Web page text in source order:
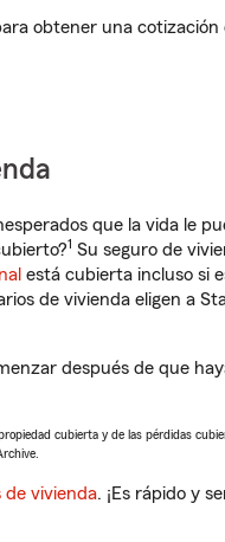
obtener una cotización
que la vida le
1 Su seguro de
está cubierta incluso si
de vivienda eligen a
después de que
cubierta y de las pérdidas
de vivienda. ¡Es rápido y